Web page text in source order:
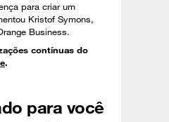
para criar um
Kristof Symons,
Business.
contínuas do
.
para você